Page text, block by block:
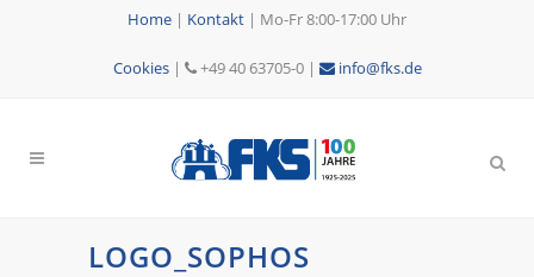
Home | Kontakt | Mo-Fr 8:00-17:00 Uhr
Cookies| +49 40 63705-0 | info@fks.de
LOGO_SOPHOS